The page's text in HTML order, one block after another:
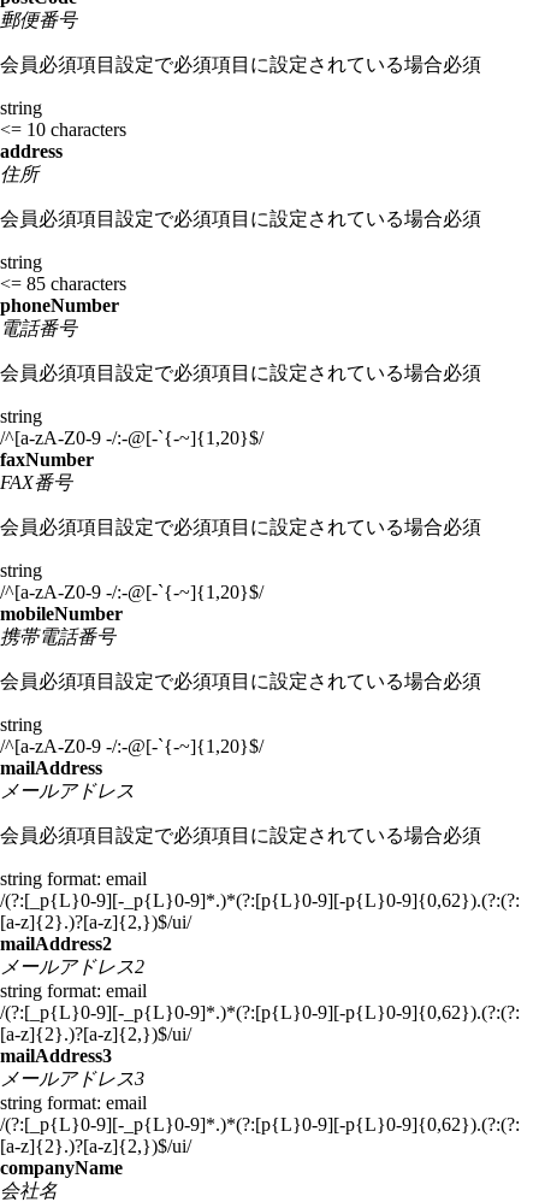
郵便番号
会員必須項目設定で必須項目に設定されている場合必須
string
<= 10 characters
address
住所
会員必須項目設定で必須項目に設定されている場合必須
string
<= 85 characters
phoneNumber
電話番号
会員必須項目設定で必須項目に設定されている場合必須
string
/^[a-zA-Z0-9 -/:-@[-`{-~]{1,20}$/
faxNumber
FAX番号
会員必須項目設定で必須項目に設定されている場合必須
string
/^[a-zA-Z0-9 -/:-@[-`{-~]{1,20}$/
mobileNumber
携帯電話番号
会員必須項目設定で必須項目に設定されている場合必須
string
/^[a-zA-Z0-9 -/:-@[-`{-~]{1,20}$/
mailAddress
メールアドレス
会員必須項目設定で必須項目に設定されている場合必須
string format: email
/(?:[_p{L}0-9][-_p{L}0-9]*.)*(?:[p{L}0-9][-p{L}0-9]{0,62}).(?:(?:
[a-z]{2}.)?[a-z]{2,})$/ui/
mailAddress2
メールアドレス2
string format: email
/(?:[_p{L}0-9][-_p{L}0-9]*.)*(?:[p{L}0-9][-p{L}0-9]{0,62}).(?:(?:
[a-z]{2}.)?[a-z]{2,})$/ui/
mailAddress3
メールアドレス3
string format: email
/(?:[_p{L}0-9][-_p{L}0-9]*.)*(?:[p{L}0-9][-p{L}0-9]{0,62}).(?:(?:
[a-z]{2}.)?[a-z]{2,})$/ui/
companyName
会社名